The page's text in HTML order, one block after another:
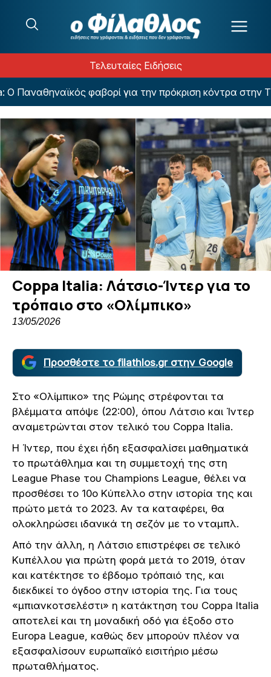
Τελευταίες Ειδήσεις
φαβορί για την πρόκριση κόντρα στην
Coppa Italia: Λάτσιο-Ίντερ για το
τρόπαιο στο «Ολίμπικο»
13/05/2026
Προσθέστε το filathlos.gr στην Google
Στο «Ολίμπικο» της Ρώμης στρέφονται τα
βλέμματα απόψε (22:00), όπου Λάτσιο και Ίντερ
αναμετρώνται στον τελικό του Coppa Italia.
Η Ίντερ, που έχει ήδη εξασφαλίσει μαθηματικά
το πρωτάθλημα και τη συμμετοχή της στη
League Phase του Champions League, θέλει να
προσθέσει το 10ο Κύπελλο στην ιστορία της και
πρώτο μετά το 2023. Αν τα καταφέρει, θα
ολοκληρώσει ιδανικά τη σεζόν με το νταμπλ.
Από την άλλη, η Λάτσιο επιστρέφει σε τελικό
Κυπέλλου για πρώτη φορά μετά το 2019, όταν
και κατέκτησε το έβδομο τρόπαιό της, και
διεκδικεί το όγδοο στην ιστορία της. Για τους
«μπιανκοτσελέστι» η κατάκτηση του Coppa Italia
αποτελεί και τη μοναδική οδό για έξοδο στο
Europa League, καθώς δεν μπορούν πλέον να
εξασφαλίσουν ευρωπαϊκό εισιτήριο μέσω
πρωταθλήματος.